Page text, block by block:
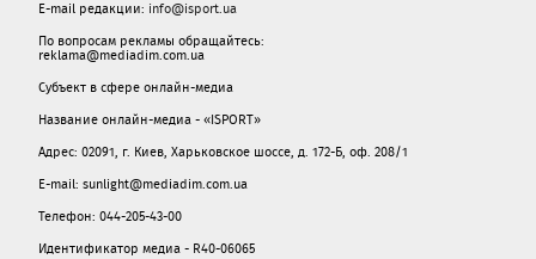
E-mail редакции: info@isport.ua
По вопросам рекламы обращайтесь:
reklama@mediadim.com.ua
Субъект в сфере онлайн-медиа
Название онлайн-медиа - «ISPORT»
Адрес: 02091, г. Киев, Харьковское шоссе, д. 172-Б, оф. 208/1
E-mail: sunlight@mediadim.com.ua
Телефон: 044-205-43-00
Идентификатор медиа - R40-06065